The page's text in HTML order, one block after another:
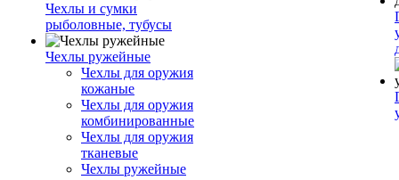
Чехлы и сумки
рыболовные, тубусы
Чехлы ружейные
Чехлы для оружия
кожаные
Чехлы для оружия
комбинированные
Чехлы для оружия
тканевые
Чехлы ружейные